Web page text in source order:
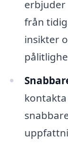
erbjuder
från
insikter